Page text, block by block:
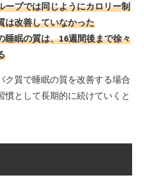
ープでは同じようにカロリー制
は改善していなかった
睡眠の質は、16週間後まで徐々
ク質で睡眠の質を改善する場合
慣として長期的に続けていくと